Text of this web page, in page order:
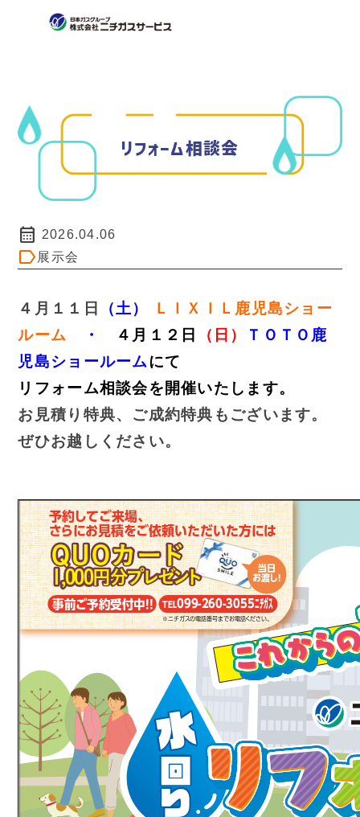
リフォーム相談会
calendar_month 2026.04.06
label展示会
４月１１日 （土）
ＬＩＸＩＬ鹿児島ショー
ルーム ・ ４月１２日 （日）
ＴＯＴＯ鹿
児島ショールームにて
リフォーム相談会を開催いたします。
お見積り特典、ご成約特典もございます。
ぜひお越しください。